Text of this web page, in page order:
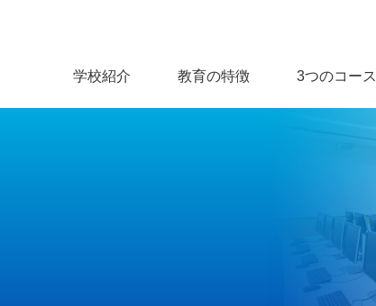
学校紹介 教育の特徴 3つのコース